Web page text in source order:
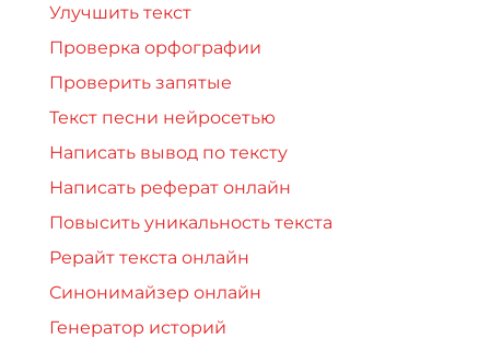
Улучшить текст
Проверка орфографии
Проверить запятые
Текст песни нейросетью
Написать вывод по тексту
Написать реферат онлайн
Повысить уникальность текста
Рерайт текста онлайн
Синонимайзер онлайн
Генератор историй